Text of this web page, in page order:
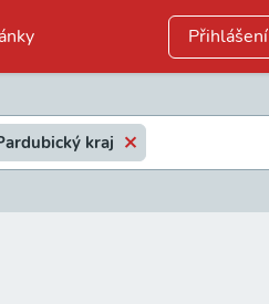
Přihlášení
kraj